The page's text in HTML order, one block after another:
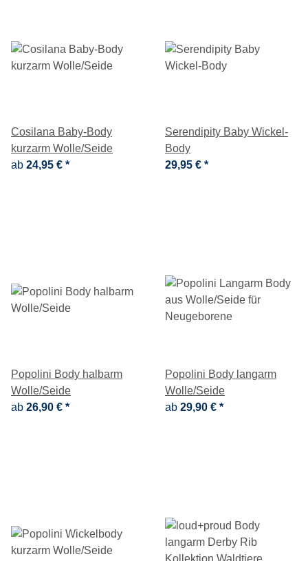
Cosilana Baby-Body
kurzarm Wolle/Seide
ab 24,95 € *
Serendipity Baby Wickel-
Body
29,95 € *
Popolini Body halbarm
Wolle/Seide
ab 26,90 € *
Popolini Body langarm
Wolle/Seide
ab 29,90 € *